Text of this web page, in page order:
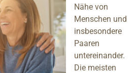
Nähe von
Menschen und
insbesondere
Paaren
untereinander.
Die meisten